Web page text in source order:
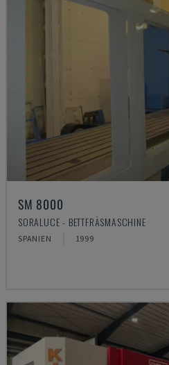
SM 8000
SORALUCE - BETTFRÄSMASCHINE
SPANIEN 1999